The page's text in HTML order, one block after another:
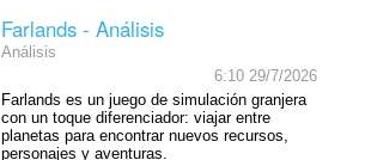
Farlands - Análisis
Análisis
6:10 29/7/2026
Farlands es un juego de simulación granjera
con un toque diferenciador: viajar entre
planetas para encontrar nuevos recursos,
personajes y aventuras.